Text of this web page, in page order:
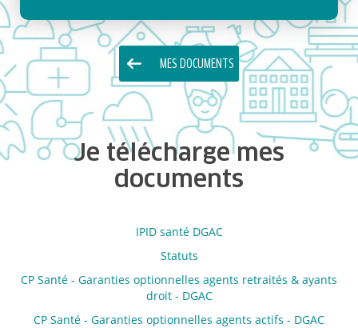
MES DOCUMENTS
Je télécharge mes
documents
IPID santé DGAC
Statuts
CP Santé - Garanties optionnelles agents retraités & ayants
droit - DGAC
CP Santé - Garanties optionnelles agents actifs - DGAC